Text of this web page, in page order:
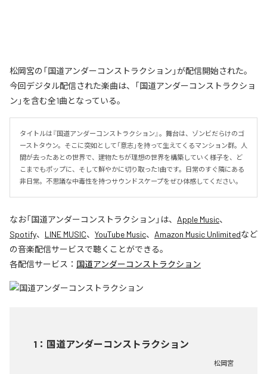
松岡宮の「国道アンダーコンストラクション」が配信開始された。
今回デジタル配信された楽曲は、「国道アンダーコンストラクショ
ン」を含む全1曲となっている。
タイトルは『国道アンダーコンストラクション』。舞台は、ゾンビだらけのゴ
ーストタウン。そこに突如として「意志」を持って生えてくるマンション群。人
間が去ったあとの世界で、建物たちが理想の世界を構築していく様子を、ど
こまでもポップに、そして鮮やかに切り取った1曲です。日常のすぐ隣にある
非日常。不思議な中毒性を持つサウンドスケープをぜひ体感してください。
なお「国道アンダーコンストラクション 」は、 Apple Music、
Spotify、 LINE MUSIC、 YouTube Music、 Amazon Music Unlimitedなど
の音楽配信サービスで聴くことができる。
各配信サービス： 国道アンダーコンストラクション
1 ： 国道アンダーコンストラクション
松岡宮